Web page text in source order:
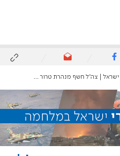
טרור ענקית עם 12 חדרים וארבעה פירי שיגור